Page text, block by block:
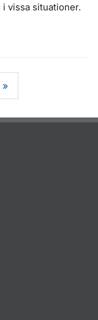
vissa situationer.
»